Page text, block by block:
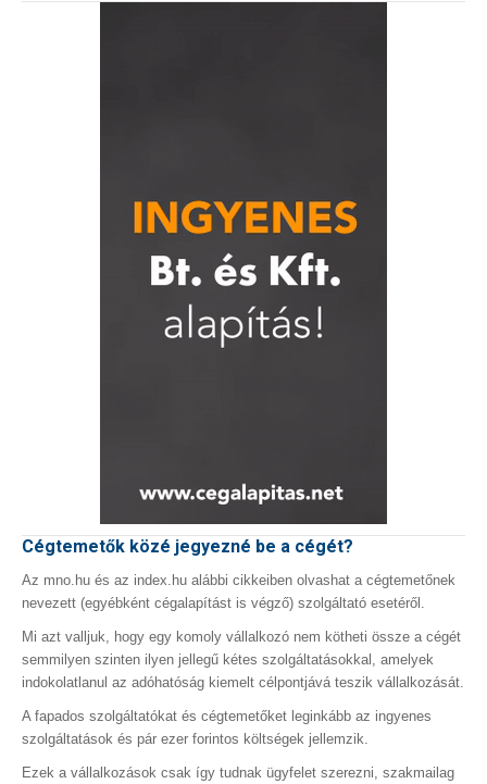
Cégtemetők közé jegyezné be a cégét?
Az mno.hu és az index.hu alábbi cikkeiben olvashat a cégtemetőnek
nevezett (egyébként cégalapítást is végző) szolgáltató esetéről.
Mi azt valljuk, hogy egy komoly vállalkozó nem kötheti össze a cégét
semmilyen szinten ilyen jellegű kétes szolgáltatásokkal, amelyek
indokolatlanul az adóhatóság kiemelt célpontjává teszik vállalkozását.
A fapados szolgáltatókat és cégtemetőket leginkább az ingyenes
szolgáltatások és pár ezer forintos költségek jellemzik.
Ezek a vállalkozások csak így tudnak ügyfelet szerezni, szakmailag